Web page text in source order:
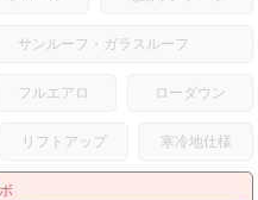
サンルーフ・ガラスルーフ
フルエアロ ローダウン
リフトアップ 寒冷地仕様